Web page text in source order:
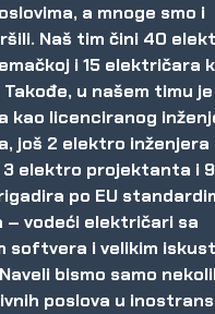
a mnoge smo i
Naš tim čini 40
i 15 električara
Takođe, u našem timu
kao licenciranog
još 2 elektro inženjera
elektro projektanta i 9
po EU
– vodeći električari sa
softvera i velikim
bismo samo
poslova u